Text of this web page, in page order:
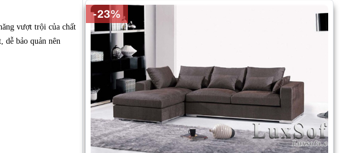
vượt trội của chất
dễ bảo quản nên
-23%